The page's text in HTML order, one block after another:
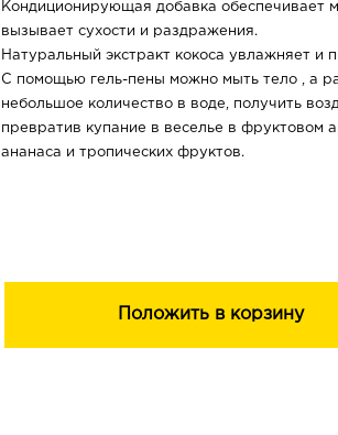
Кондиционирующая добавка обеспечивает
вызывает сухости и раздражения.
Натуральный экстракт кокоса увлажняет и
С помощью гель-пены можно мыть тело , а
небольшое количество в воде, получить
превратив купание в веселье в фруктовом
ананаса и тропических фруктов.
Положить в корзину